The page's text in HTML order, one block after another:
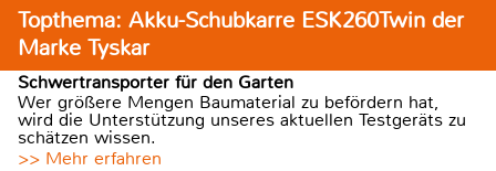
Topthema: Akku-Schubkarre ESK260Twin der
Marke Tyskar
Schwertransporter für den Garten
Wer größere Mengen Baumaterial zu befördern hat,
wird die Unterstützung unseres aktuellen Testgeräts zu
schätzen wissen.
>> Mehr erfahren